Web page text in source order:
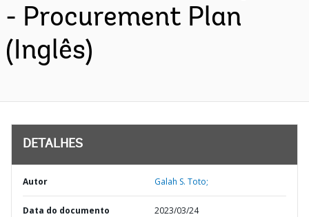
- Procurement Plan
(Inglês)
DETALHES
Autor Galah S. Toto;
Data do documento 2023/03/24